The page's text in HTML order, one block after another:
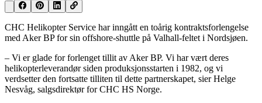
CHC Helikopter Service har inngått en toårig kontraktsforlengelse
med Aker BP for sin offshore-shuttle på Valhall-feltet i Nordsjøen.
– Vi er glade for forlenget tillit av Aker BP. Vi har vært deres
helikopterleverandør siden produksjonsstarten i 1982, og vi
verdsetter den fortsatte tilliten til dette partnerskapet, sier Helge
Nesvåg, salgsdirektør for CHC HS Norge.